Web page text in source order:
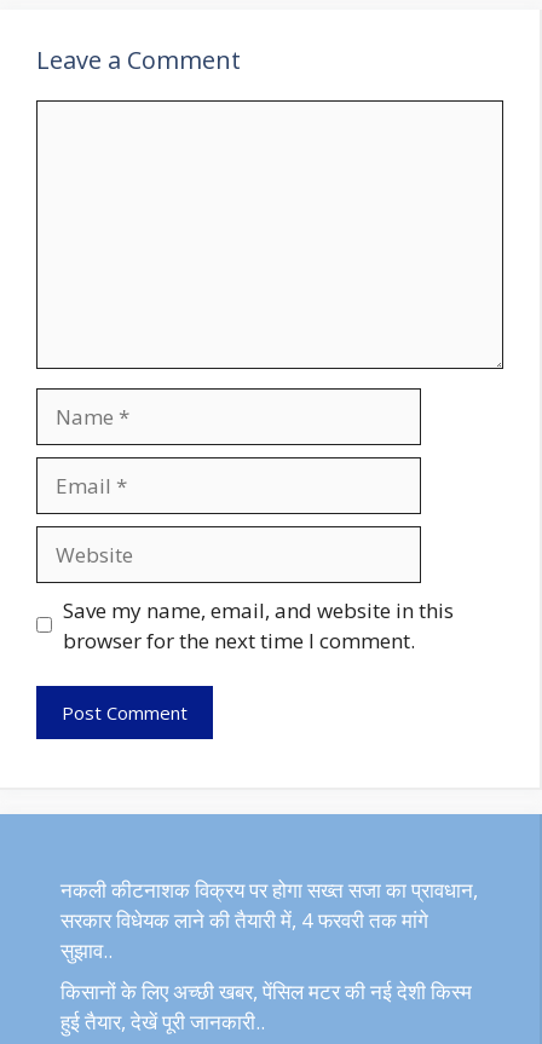
Leave a Comment
Save my name, email, and website in this
browser for the next time I comment.
नकली कीटनाशक विक्रय पर होगा सख्त सजा का प्रावधान,
सरकार विधेयक लाने की तैयारी में, 4 फरवरी तक मांगे
सुझाव..
किसानों के लिए अच्छी खबर, पेंसिल मटर की नई देशी किस्म
हुई तैयार, देखें पूरी जानकारी..